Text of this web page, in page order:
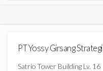
PT Yossy Girsang Strategi
Satrio Tower Building Lv. 16